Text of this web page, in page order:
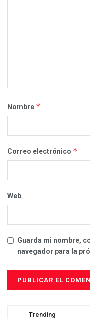
Nombre *
Correo electrónico *
Web
Guarda mi nombre,
navegador para la
Trending